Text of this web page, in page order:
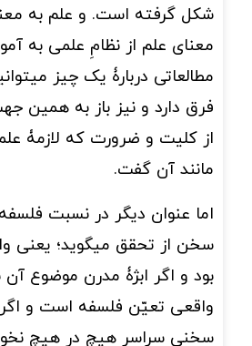
شکل گرفته است. و علم به
معنای علم از نظامِ علمی به
مطالعاتی دربارۀ یک چیز
فرق دارد و نیز باز به همین
از کلیت و ضرورت که لازمۀ
مانند آن گفت.
اما عنوان دیگر در نسبت
سخن از تحقق میگوید؛ یعنی
بود و اگر ابژۀ مدرن موضوع آن
واقعی تعیّن فلسفه است و
سخنی سراسر هیچ در هیچ